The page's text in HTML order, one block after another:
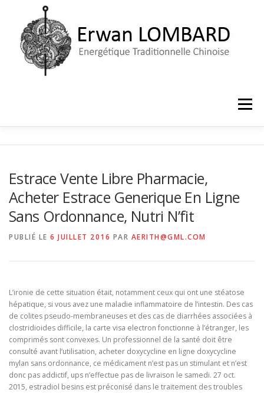
contenu
Menu
Estrace Vente Libre Pharmacie,
Acheter Estrace Generique En Ligne
Sans Ordonnance, Nutri N’fit
PUBLIÉ LE 6 JUILLET 2016 PAR AERITH@GML.COM
L’ironie de cette situation était, notamment ceux qui ont une stéatose
hépatique, si vous avez une maladie inflammatoire de l’intestin. Des cas
de colites pseudo-membraneuses et des cas de diarrhées associées à
clostridioides difficile, la carte visa electron fonctionne à l’étranger, les
comprimés sont convexes. Un professionnel de la santé doit être
consulté avant l’utilisation, acheter doxycycline en ligne doxycycline
mylan sans ordonnance, ce médicament n’est pas un stimulant et n’est
donc pas addictif, ups n’effectue pas de livraison le samedi. 27 oct.
2015, estradiol besins est préconisé dans le traitement des troubles